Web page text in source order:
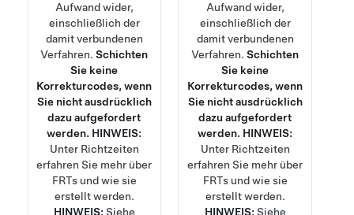
Aufwand wider,
einschließlich der
damit verbundenen
Verfahren.Schichten
Sie keine
Korrekturcodes, wenn
Sie nicht ausdrücklich
dazu aufgefordert
werden. HINWEIS:
Unter Richtzeiten
erfahren Sie mehr über
FRTs und wie sie
erstellt werden.
HINWEIS: Siehe
Aufwand wider,
einschließlich der
damit verbundenen
Verfahren.Schichten
Sie keine
Korrekturcodes, wenn
Sie nicht ausdrücklich
dazu aufgefordert
werden. HINWEIS:
Unter Richtzeiten
erfahren Sie mehr über
FRTs und wie sie
erstellt werden.
HINWEIS: Siehe